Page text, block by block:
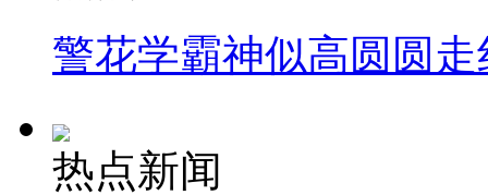
警花学霸神似高圆圆走
热点新闻